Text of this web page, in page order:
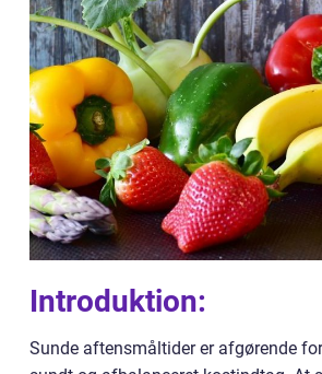
Introduktion:
Sunde aftensmåltider er afgørende